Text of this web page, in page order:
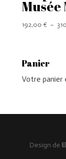
192,00 € –
Panier
Votre panier
Design de